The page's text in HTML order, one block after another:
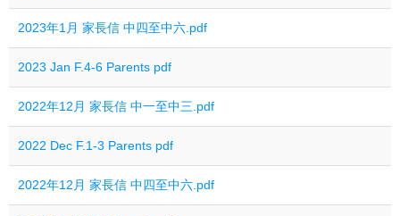
2023年1月 家長信 中四至中六.pdf
2023 Jan F.4-6 Parents pdf
2022年12月 家長信 中一至中三.pdf
2022 Dec F.1-3 Parents pdf
2022年12月 家長信 中四至中六.pdf